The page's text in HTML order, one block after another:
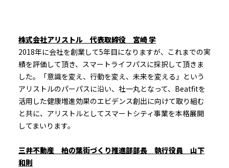
株式会社アリストル 代表取締役 宮崎 学
2018年に会社を創業して5年目になりますが、これまでの実
績を評価して頂き、スマートライフパスに採択して頂きま
した。「意識を変え、行動を変え、未来を変える」という
アリストルのパーパスに沿い、社一丸となって、Beatfitを
活用した健康増進効果のエビデンス創出に向けて取り組む
と共に、アリストルとしてスマートシティ事業を本格展開
してまいります。
三井不動産 柏の葉街づくり推進部部長 執行役員 山下
和則